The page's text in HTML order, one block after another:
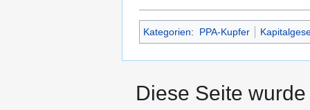
Kategorien: PPA-Kupfer
Diese Seite